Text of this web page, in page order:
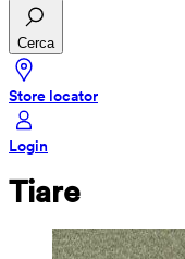
Cerca
Store locator
Login
Tiare